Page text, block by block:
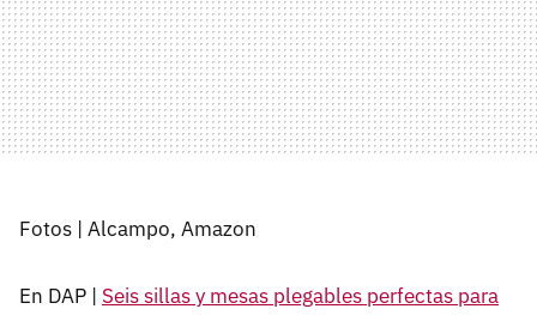
Fotos | Alcampo, Amazon
En DAP | Seis sillas y mesas plegables perfectas para